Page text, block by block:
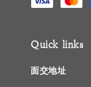
Quick links
面交地址